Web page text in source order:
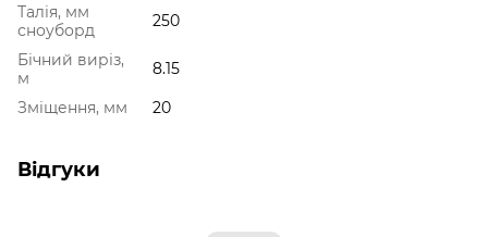
Талія, мм
сноуборд
250
Бічний виріз,
м
8.15
Зміщення, мм
20
Відгуки